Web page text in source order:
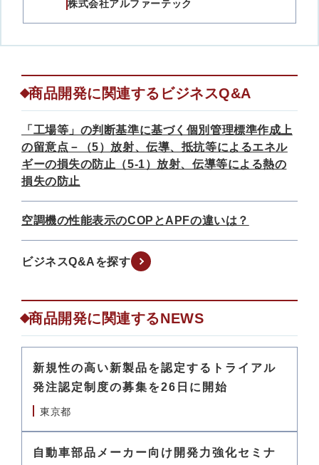
株式会社アルファーテック
商品開発に関連するビジネスQ&A
「工場等」の判断基準に基づく個別管理標準作成上
の留意点－（5）放射、伝導、抵抗等によるエネル
ギーの損失の防止（5-1）放射、伝導等による熱の
損失の防止
空調機の性能表示のCOPとAPFの違いは？
ビジネスQ&Aを探す
商品開発に関連するNEWS
新規性の高い新製品を認定するトライアル
発注認定制度の募集を26日に開始
東京都
自動車部品メーカー向け開発力強化セミナ